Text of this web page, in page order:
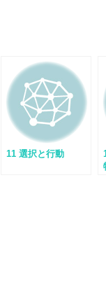
11 選択と行動